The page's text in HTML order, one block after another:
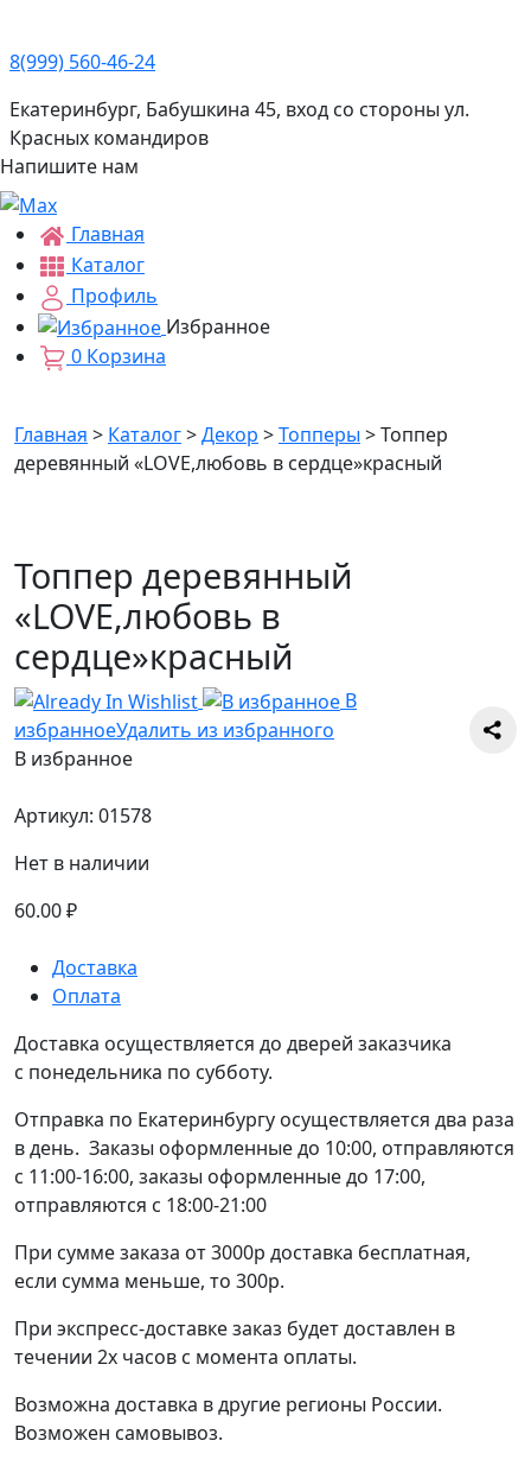
8(999) 560-46-24
Екатеринбург, Бабушкина 45, вход со стороны ул.
Красных командиров
Напишите нам
Главная
Каталог
Профиль
Избранное
0 Корзина
Главная > Каталог>Декор >Топперы >Топпер
деревянный «LOVE,любовь в сердце»красный
Топпер деревянный
«LOVE,любовь в
сердце»красный
В
избранноеУдалить из избранного
В избранное
Артикул: 01578
Нет в наличии
60.00₽
Доставка
Оплата
Доставка осуществляется до дверей заказчика
с понедельника по субботу.
Отправка по Екатеринбургу осуществляется два раза
в день. Заказы оформленные до 10:00, отправляются
с 11:00-16:00, заказы оформленные до 17:00,
отправляются с 18:00-21:00
При сумме заказа от 3000р доставка бесплатная,
если сумма меньше, то 300р.
При экспресс-доставке заказ будет доставлен в
течении 2х часов с момента оплаты.
Возможна доставка в другие регионы России.
Возможен самовывоз.